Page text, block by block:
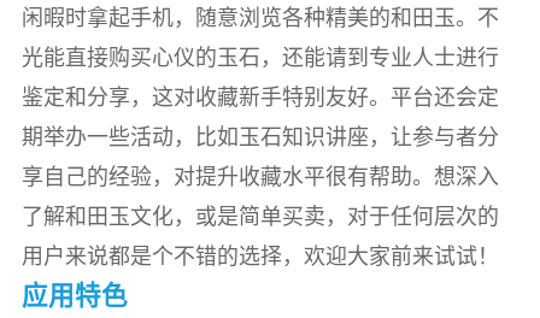
闲暇时拿起手机，随意浏览各种精美的和田玉。不
光能直接购买心仪的玉石，还能请到专业人士进行
鉴定和分享，这对收藏新手特别友好。平台还会定
期举办一些活动，比如玉石知识讲座，让参与者分
享自己的经验，对提升收藏水平很有帮助。想深入
了解和田玉文化，或是简单买卖，对于任何层次的
用户来说都是个不错的选择，欢迎大家前来试试！
应用特色